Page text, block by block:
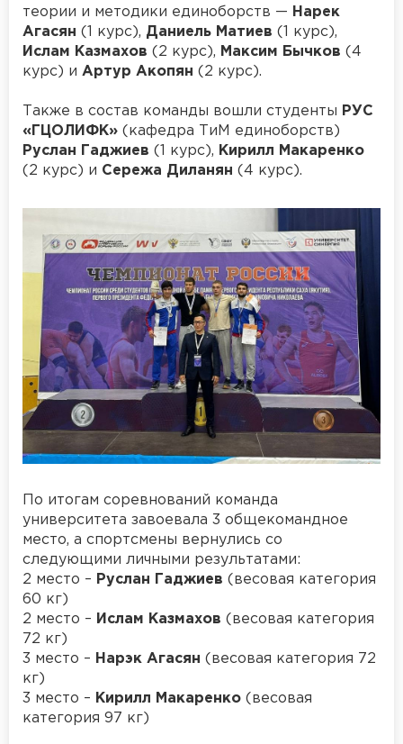
теории и методики единоборств — Нарек
Агасян (1 курс), Даниель Матиев (1 курс),
Ислам Казмахов (2 курс), Максим Бычков (4
курс) и Артур Акопян (2 курс).
Также в состав команды вошли студенты РУС
«ГЦОЛИФК» (кафедра ТиМ единоборств)
Руслан Гаджиев (1 курс), Кирилл Макаренко
(2 курс) и Сережа Диланян (4 курс).
По итогам соревнований команда
университета завоевала 3 общекомандное
место, а спортсмены вернулись со
следующими личными результатами:
2 место – Руслан Гаджиев (весовая категория
60 кг)
2 место – Ислам Казмахов (весовая категория
72 кг)
3 место – Нарэк Агасян (весовая категория 72
кг)
3 место – Кирилл Макаренко (весовая
категория 97 кг)